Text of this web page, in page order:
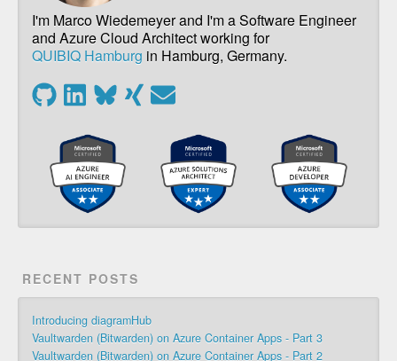
I'm Marco Wiedemeyer and I'm a Software Engineer
and Azure Cloud Architect working for
QUIBIQ Hamburg in Hamburg, Germany.
RECENT POSTS
Introducing diagramHub
Vaultwarden (Bitwarden) on Azure Container Apps - Part 3
Vaultwarden (Bitwarden) on Azure Container Apps - Part 2